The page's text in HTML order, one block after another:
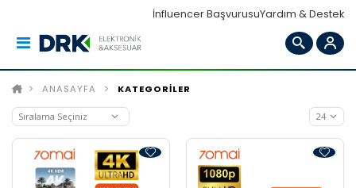
İnfluencer BaşvurusuYardım & Destek
ANASAYFA KATEGORİLER